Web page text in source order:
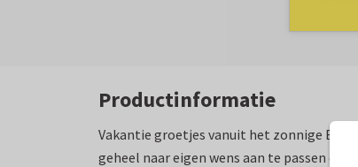
Productinformatie
Vakantie groetjes vanuit het zonnige
geheel naar eigen wens aan te passen